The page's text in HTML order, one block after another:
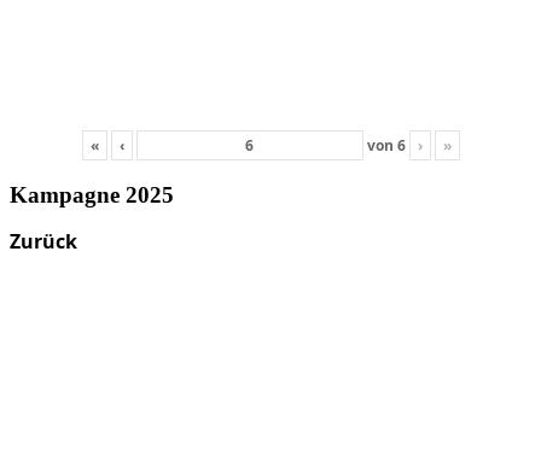
« ‹ von 6 › »
Kampagne 2025
Zurück